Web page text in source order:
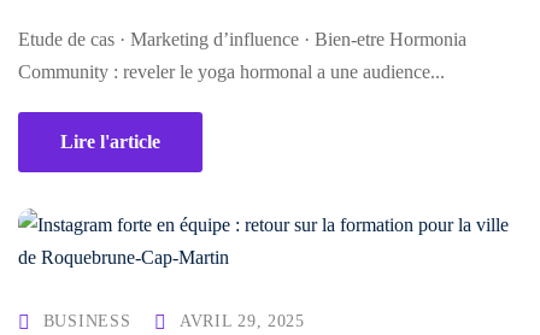
Etude de cas · Marketing d’influence · Bien-etre Hormonia
Community : reveler le yoga hormonal a une audience...
Lire l'article
BUSINESS AVRIL 29, 2025